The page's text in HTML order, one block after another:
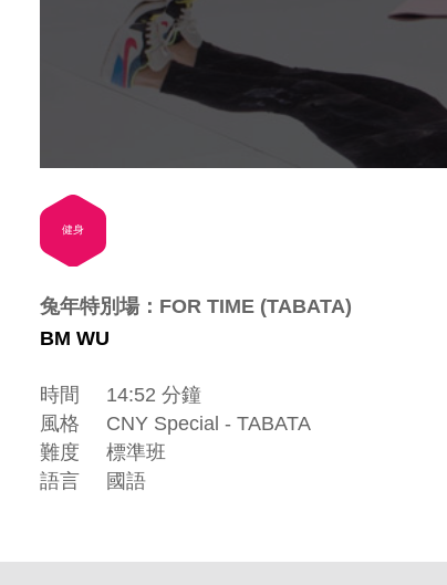
健身
兔年特別場：FOR TIME (TABATA)
BM WU
時間
14:52 分鐘
風格
CNY Special - TABATA
難度
標準班
語言
國語